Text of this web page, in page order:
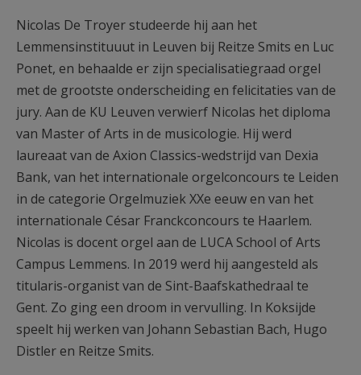
Nicolas De Troyer studeerde hij aan het
Lemmensinstituuut in Leuven bij Reitze Smits en Luc
Ponet, en behaalde er zijn specialisatiegraad orgel
met de grootste onderscheiding en felicitaties van de
jury. Aan de KU Leuven verwierf Nicolas het diploma
van Master of Arts in de musicologie. Hij werd
laureaat van de Axion Classics-wedstrijd van Dexia
Bank, van het internationale orgelconcours te Leiden
in de categorie Orgelmuziek XXe eeuw en van het
internationale César Franckconcours te Haarlem.
Nicolas is docent orgel aan de LUCA School of Arts
Campus Lemmens. In 2019 werd hij aangesteld als
titularis-organist van de Sint-Baafskathedraal te
Gent. Zo ging een droom in vervulling. In Koksijde
speelt hij werken van Johann Sebastian Bach, Hugo
Distler en Reitze Smits.